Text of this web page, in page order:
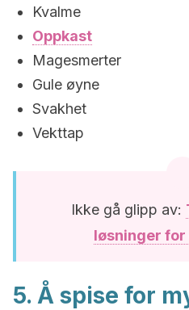
Kvalme
Oppkast
Magesmerter
Gule øyne
Svakhet
Vekttap
Ikke gå glipp av:
løsninger for
5. Å spise for